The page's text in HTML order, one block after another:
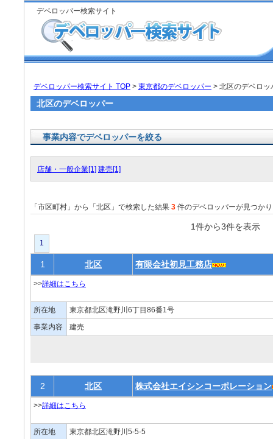
デベロッパー検索サイト
デベロッパー検索サイト TOP > 東京都のデベロッパー > 北区のデベロッ
北区のデベロッパー
事業内容でデベロッパーを絞る
店舗・一般企業[1] 建売[1]
「市区町村」から「北区」で検索した結果 3 件のデベロッパーが見つか
1件から3件を表
1
1 北区 有限会社初見工務店
>>詳細はこちら
所在地
東京都北区滝野川6丁目86番1号
事業内容
建売
2 北区 株式会社エイシンコーポレーション
>>詳細はこちら
所在地
東京都北区滝野川5-5-5